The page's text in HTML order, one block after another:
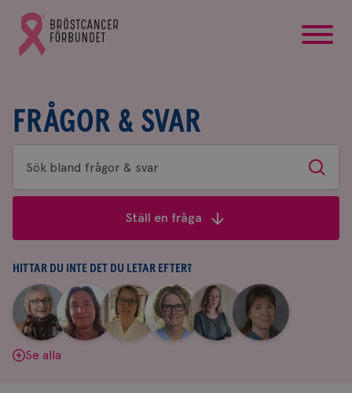
Gå
till
Bröstcancerförbundets
FRÅGOR & SVAR
Sök
bland
&
svar
Sök
Ställ en fråga
HITTAR DU INTE DET DU LETAR EFTER?
Aina
Johnsson
|
Anne
Andersson
Fredrika
Killander
|
Jeanette
Bäcklund
|
Maria
Edegran
|
Yvette
Andersson
Se alla